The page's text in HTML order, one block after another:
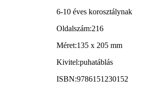
6-10 éves korosztálynak
Oldalszám:216
Méret:135 x 205 mm
Kivitel:puhatáblás
ISBN:9786151230152